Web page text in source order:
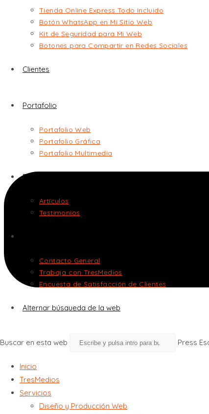
Tienda Online Express Todo Incluido
Botón WhatsApp en Mi Sitio Web
Kit de Seguridad para Mi Web
Botones para Compartir en Redes Sociales
Clientes
Portafolio
Portafolio Web
Portafolio Gráfica
Portafolio Multimedia
Publicaciones
Artículos
Testimonios
Contacto General
Trabaja con TresMedios
Encuesta de Satisfacción de Clientes
Alternar búsqueda de la web
Buscar en esta web Press
Inicio
TresMedios
Servicios
Diseño y Producción Web